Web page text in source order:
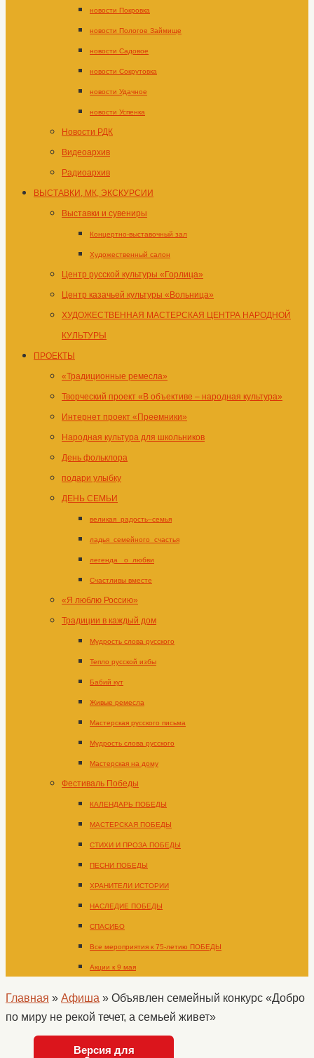
новости Покровка
новости Пологое Займище
новости Садовое
новости Сокрутовка
новости Удачное
новости Успенка
Новости РДК
Видеоархив
Радиоархив
ВЫСТАВКИ, МК, ЭКСКУРСИИ
Выставки и сувениры
Концертно-выставочный зал
Художественный салон
Центр русской культуры «Горлица»
Центр казачьей культуры «Вольница»
ХУДОЖЕСТВЕННАЯ МАСТЕРСКАЯ ЦЕНТРА НАРОДНОЙ
КУЛЬТУРЫ
ПРОЕКТЫ
«Традиционные ремесла»
Творческий проект «В объективе – народная культура»
Интернет проект «Преемники»
Народная культура для школьников
День фольклора
подари улыбку
ДЕНЬ СЕМЬИ
великая_радость–семья
ладья_семейного_счастья
легенда _о_любви
Счастливы вместе
«Я люблю Россию»
Традиции в каждый дом
Мудрость слова русского
Тепло русской избы
Бабий кут
Живые ремесла
Мастерская русского письма
Мудрость слова русского
Мастерская на дому
Фестиваль Победы
КАЛЕНДАРЬ ПОБЕДЫ
МАСТЕРСКАЯ ПОБЕДЫ
СТИХИ И ПРОЗА ПОБЕДЫ
ПЕСНИ ПОБЕДЫ
ХРАНИТЕЛИ ИСТОРИИ
НАСЛЕДИЕ ПОБЕДЫ
СПАСИБО
Все мероприятия к 75-летию ПОБЕДЫ
Акции к 9 мая
Главная » Афиша » Объявлен семейный конкурс «Добро
по миру не рекой течет, а семьей живет»
Версия для